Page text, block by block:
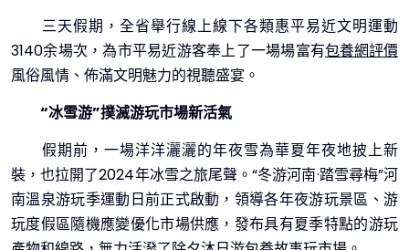
三天假期，全省舉行線上線下各類惠平易近文明運動
3140余場次，為市平易近游客奉上了一場場富有包養網評價
風俗風情、佈滿文明魅力的視聽盛宴。
“冰雪游”撲滅游玩市場新活氣
假期前，一場洋洋灑灑的年夜雪為華夏年夜地披上新
裝，也拉開了2024年冰雪之旅尾聲。“冬游河南·踏雪尋梅”河
南溫泉游玩季運動日前正式啟動，領導各年夜游玩景區、游
玩度假區隨機應變優化市場供應，發布具有夏季特點的游玩